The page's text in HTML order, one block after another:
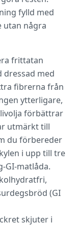
fylld med
några
frittatan
dressad med
fibrerna från
ytterligare,
förbättrar
utmärkt till
du förbereder
i upp till tre
GI-matlåda.
(GI
skjuter i